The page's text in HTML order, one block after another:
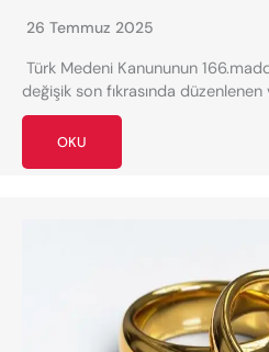
26 Temmuz 2025
Türk Medeni Kanununun
değişik son fıkrasında
OKU